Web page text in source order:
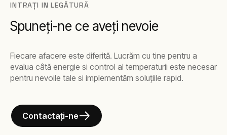
INTRAȚI IN LEGĂTURĂ
Spuneți-ne ce aveți nevoie
Fiecare afacere este diferită. Lucrăm cu tine pentru a
evalua câtă energie si control al temperaturii este necesar
pentru nevoile tale si implementăm soluțiile rapid.
Contactați-ne